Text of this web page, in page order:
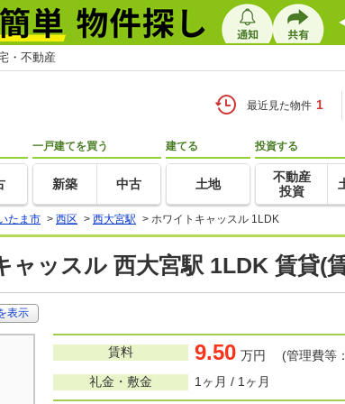
・不動産
最近見た物件 1
一戸建てを買う
新築 中古
建てる
土地
投資する
不動産
投資
たま市 > 西区 > 西大宮駅 > ホワイトキャッスル 1LDK
ャッスル 西大宮駅 1LDK 賃貸(
表示
賃料 9.50 万円 (管理費等
礼金・敷金
1ヶ月 / 1ヶ月